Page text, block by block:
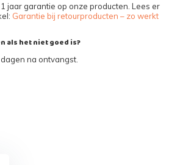
jaar garantie op onze producten. Lees er
Garantie bij retourproducten – zo werkt
als het niet goed is?
na ontvangst.